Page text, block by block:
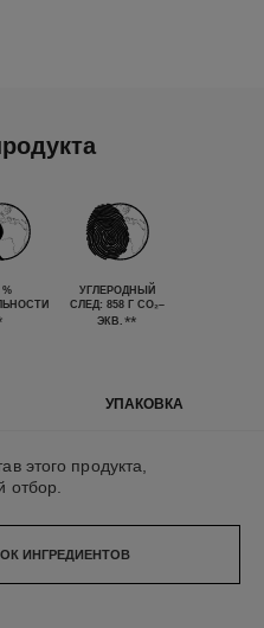
%
УГЛЕРОДНЫЙ
СЛЕД: 858 Г CO₂–
ЭКВ. **
УПАКОВКА
этого продукта,
отбор.
ИНГРЕДИЕНТОВ